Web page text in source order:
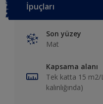
İpuçları
Son yüzey
Mat
Kapsama alanı
Tek katta 15
kalınlığında)